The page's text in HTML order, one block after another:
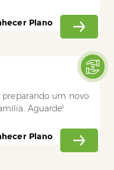
Plano
preparando um novo
Aguarde!
Plano